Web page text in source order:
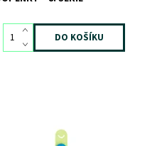
módní doplněk!